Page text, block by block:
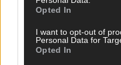
Opted In
I want to opt-out of
Personal Data for
Opted In
Wirtschaft
Wissen